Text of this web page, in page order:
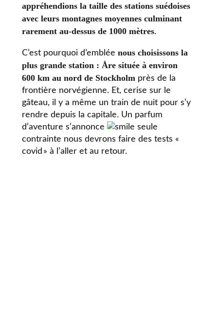
appréhendions la taille des stations suédoises
avec leurs montagnes moyennes culminant
rarement au-dessus de 1000 mètres.
C’est pourquoi d’emblée nous choisissons la
plus grande station : Åre située à environ
600 km au nord de Stockholmprès de la
frontière norvégienne. Et, cerise sur le
gâteau, il y a même un train de nuit pour s’y
rendre depuis la capitale. Un parfum
d’aventure s’annonce
seule
contrainte nous devrons faire des tests «
covid » à l’aller et au retour.